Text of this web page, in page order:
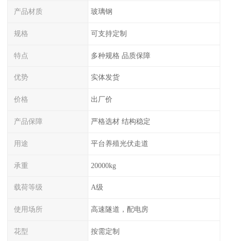
产品材质 玻璃钢
规格 可支持定制
特点 多种规格 品质保障
优势 实体发货
价格 出厂价
产品保障 严格选材 结构稳定
用途 平台养殖光伏走道
承重 20000kg
载荷等级 A级
使用场所 高速隧道，配电房
花型 按需定制